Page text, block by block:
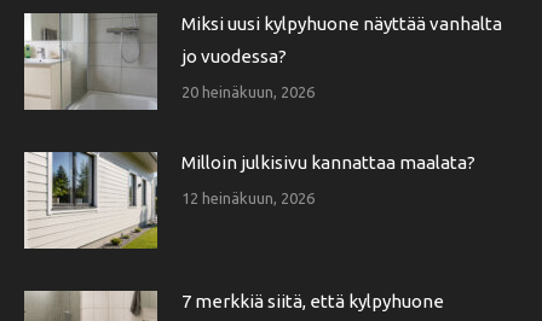
Miksi uusi kylpyhuone näyttää vanhalta
jo vuodessa?
20 heinäkuun, 2026
Milloin julkisivu kannattaa maalata?
12 heinäkuun, 2026
7 merkkiä siitä, että kylpyhuone